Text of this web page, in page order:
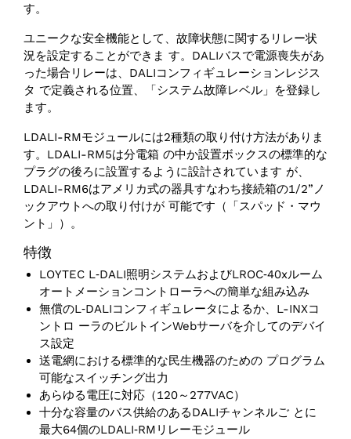
す。
ユニークな安全機能として、故障状態に関するリレー状
況を設定することができま す。DALIバスで電源喪失があ
った場合リレーは、DALIコンフィギュレーションレジス
タ で定義される位置、「システム故障レベル」を登録し
ます。
LDALI-RMモジュールには2種類の取り付け方法がありま
す。LDALI-RM5は分電箱 の中か設置ボックスの標準的な
プラグの後ろに設置するように設計されています が、
LDALI-RM6はアメリカ式の器具すなわち接続箱の1/2”ノ
ックアウトへの取り付けが 可能です（「スパッド・マウ
ント」）。
特徴
LOYTEC L‑DALI照明システムおよびLROC‑40xルーム
オートメーションコントローラへの簡単な組み込み
無償のL‑DALIコンフィギュレータによるか、L-INXコ
ントロ ーラのビルトインWebサーバを介してのデバイ
ス設定
送電網における標準的な民生機器のための プログラム
可能なスイッチング出力
あらゆる電圧に対応（120～277VAC）
十分な容量のバス供給のあるDALIチャンネルご とに
最大64個のLDALI‑RMリレーモジュール